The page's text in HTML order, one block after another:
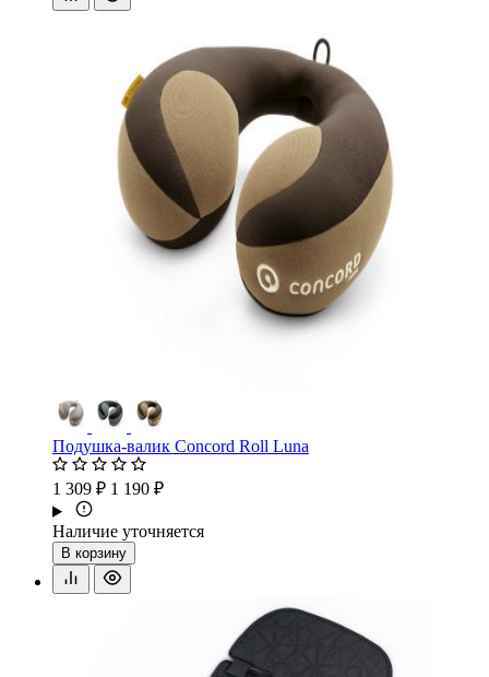
Подушка-валик Concord Roll Luna
1 309 ₽ 1 190 ₽
Наличие уточняется
В корзину